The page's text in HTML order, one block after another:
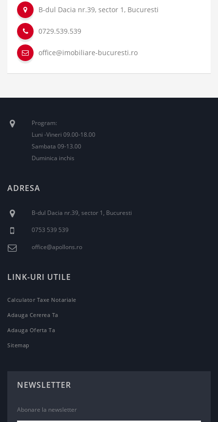
B-dul Dacia nr.39, sector 1, Bucuresti
0729.539.539
office@imobiliare-bucuresti.ro
Program:
Luni -Vineri 09.00-18.00
Sambata 09-13.00
Duminica inchis
ADRESA
B-dul Dacia nr.39, sector 1, Bucuresti
0753 539 539
office@apollons.ro
LINK-URI UTILE
Calculator Taxe Notariale
Adauga Cererea Ta
Adauga Oferta Ta
Sitemap
NEWSLETTER
Abonare la newsletter